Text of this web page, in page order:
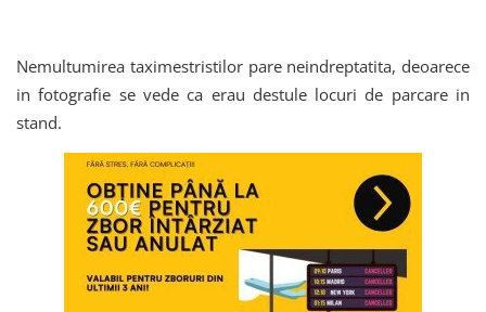
Nemultumirea taximestristilor pare neindreptatita, deoarece
in fotografie se vede ca erau destule locuri de parcare in
stand.